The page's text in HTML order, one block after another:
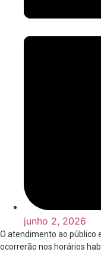
junho 2, 2026
O atendimento ao público
ocorrerão nos horários